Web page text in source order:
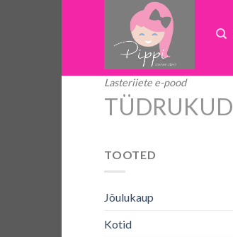
Lasteriiete e-pood
TÜDRUKUD
TOOTED
Jõulukaup
Kotid